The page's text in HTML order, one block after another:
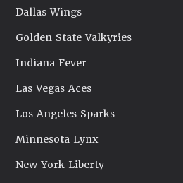
Dallas Wings
Golden State Valkyries
Indiana Fever
Las Vegas Aces
Los Angeles Sparks
Minnesota Lynx
New York Liberty